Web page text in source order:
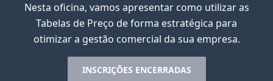
Nesta oficina, vamos apresentar como utilizar as
Tabelas de Preço de forma estratégica para
otimizar a gestão comercial da sua empresa.
INSCRIÇÕES ENCERRADAS